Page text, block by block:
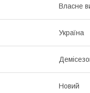
Власне
Україна
Новий